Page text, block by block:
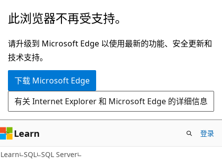
跳
主
要
内
此浏览器不再受支持。
请升级到 Microsoft Edge 以使用最新的功能、安全更新和
技术支持。
下载 Microsoft Edge
有关 Internet Explorer 和 Microsoft Edge 的详细信息
Learn 登录
Learn SQL SQL Server